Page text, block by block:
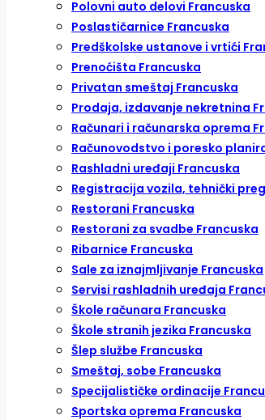
Polovni auto delovi Francuska
Poslastičarnice Francuska
Predškolske ustanove i vrtići
Prenoćišta Francuska
Privatan smeštaj Francuska
Prodaja, izdavanje nekretnina
Računari i računarska oprema
Računovodstvo i poresko
Rashladni uređaji Francuska
Registracija vozila, tehnički
Restorani Francuska
Restorani za svadbe Francuska
Ribarnice Francuska
Sale za iznajmljivanje Francuska
Servisi rashladnih uređaja
Škole računara Francuska
Škole stranih jezika Francuska
Šlep službe Francuska
Smeštaj, sobe Francuska
Specijalističke ordinacije
Sportska oprema Francuska